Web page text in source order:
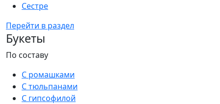
Сестре
Перейти в раздел
Букеты
По составу
С ромашками
С тюльпанами
С гипсофилой